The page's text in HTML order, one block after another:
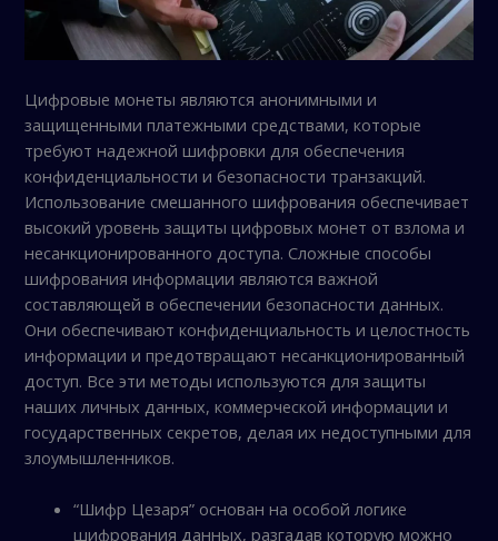
Цифровые монеты являются анонимными и
защищенными платежными средствами, которые
требуют надежной шифровки для обеспечения
конфиденциальности и безопасности транзакций.
Использование смешанного шифрования обеспечивает
высокий уровень защиты цифровых монет от взлома и
несанкционированного доступа. Сложные способы
шифрования информации являются важной
составляющей в обеспечении безопасности данных.
Они обеспечивают конфиденциальность и целостность
информации и предотвращают несанкционированный
доступ. Все эти методы используются для защиты
наших личных данных, коммерческой информации и
государственных секретов, делая их недоступными для
злоумышленников.
“Шифр Цезаря” основан на особой логике
шифрования данных, разгадав которую можно